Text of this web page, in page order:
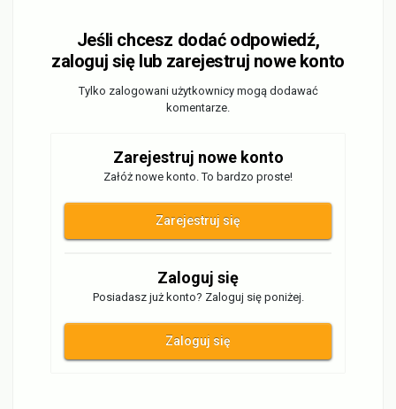
Jeśli chcesz dodać odpowiedź,
zaloguj się lub zarejestruj nowe konto
Tylko zalogowani użytkownicy mogą dodawać
komentarze.
Zarejestruj nowe konto
Załóż nowe konto. To bardzo proste!
Zarejestruj się
Zaloguj się
Posiadasz już konto? Zaloguj się poniżej.
Zaloguj się